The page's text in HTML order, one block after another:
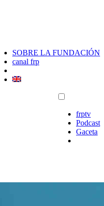
SOBRE LA FUNDACIÓN
canal frp
frptv
Podcast
Gaceta